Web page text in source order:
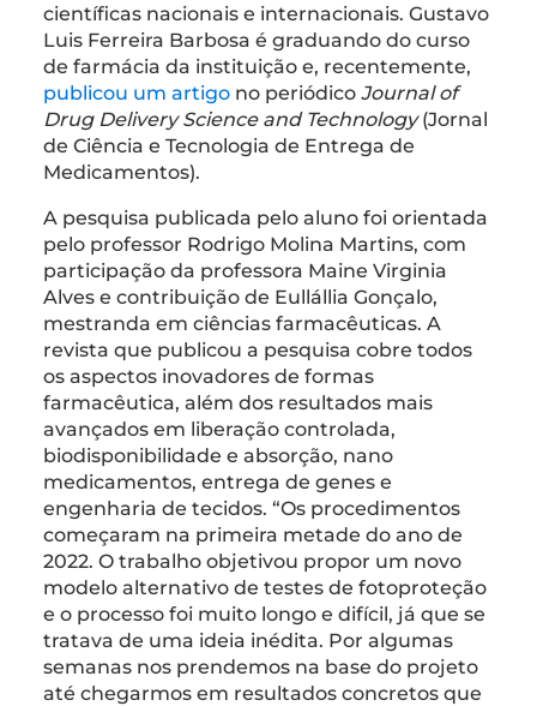
científicas nacionais e internacionais. Gustavo
Luis Ferreira Barbosa é graduando do curso
de farmácia da instituição e, recentemente,
publicou um artigo no periódico Journal of
Drug Delivery Science and Technology(Jornal
de Ciência e Tecnologia de Entrega de
Medicamentos).
A pesquisa publicada pelo aluno foi orientada
pelo professor Rodrigo Molina Martins, com
participação da professora Maine Virginia
Alves e contribuição de Eullállia Gonçalo,
mestranda em ciências farmacêuticas. A
revista que publicou a pesquisa cobre todos
os aspectos inovadores de formas
farmacêutica, além dos resultados mais
avançados em liberação controlada,
biodisponibilidade e absorção, nano
medicamentos, entrega de genes e
engenharia de tecidos. “Os procedimentos
começaram na primeira metade do ano de
2022. O trabalho objetivou propor um novo
modelo alternativo de testes de fotoproteção
e o processo foi muito longo e difícil, já que se
tratava de uma ideia inédita. Por algumas
semanas nos prendemos na base do projeto
até chegarmos em resultados concretos que